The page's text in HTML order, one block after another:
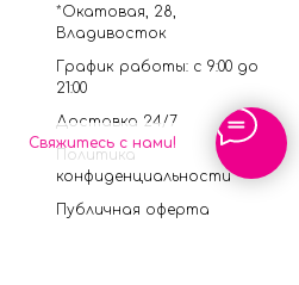
Свяжитесь с нами!
*Окатовая, 28,
Владивосток
График работы: с 9:00 до
21:00
Доставка 24/7
Политика
конфиденциальности
Публичная оферта